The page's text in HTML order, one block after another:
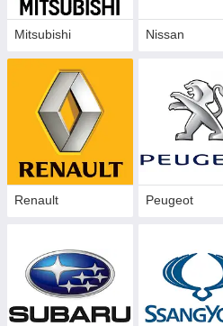
Mitsubishi Nissan
Renault Peugeot